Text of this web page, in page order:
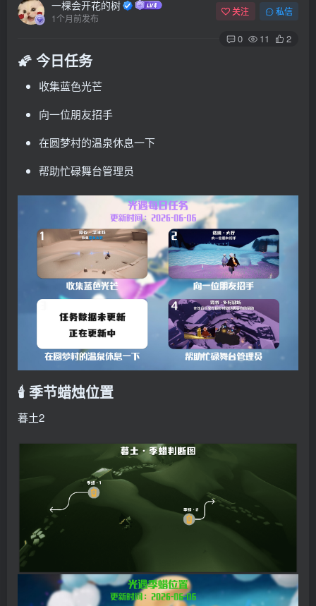
一棵会开花的树
1个月前发布
关注 私信
0 11 2
🌠 今日任务
收集蓝色光芒
向一位朋友招手
在圆梦村的温泉休息一下
帮助忙碌舞台管理员
🕯️ 季节蜡烛位置
暮土2